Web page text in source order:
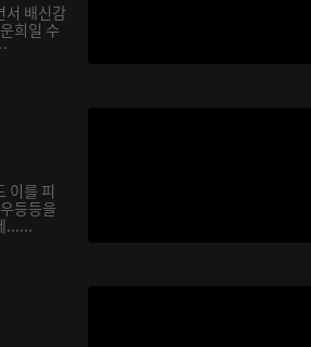
서 배신감
희일 수
이를 피
등등을
......